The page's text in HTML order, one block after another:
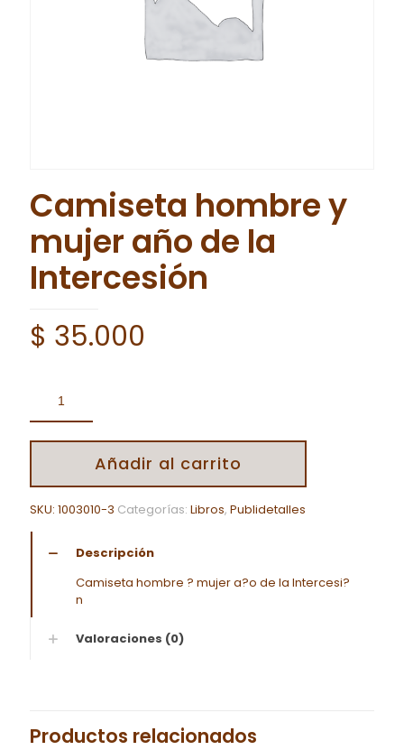
Camiseta hombre y
mujer año de la
Intercesión
$ 35.000
Añadir al carrito
SKU: 1003010-3 Categorías: Libros, Publidetalles
Descripción
Camiseta hombre ? mujer a?o de la Intercesi?
n
Valoraciones (0)
Productos relacionados